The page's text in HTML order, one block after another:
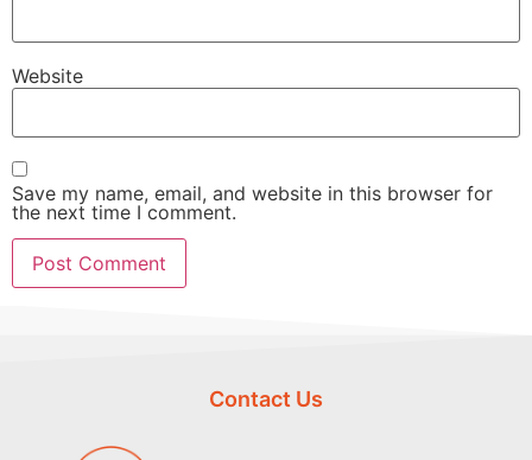
Website
Save my name, email, and website in this browser for
the next time I comment.
Contact Us